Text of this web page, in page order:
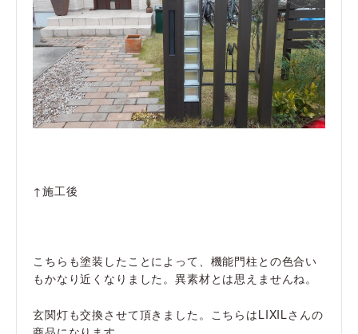
↑施工後
こちらも塗装したことによって、機能門柱との色合い
もかなり近くなりました。異素材とは思えませんね。
玄関灯も交換させて頂きました。こちらはLIXILさんの